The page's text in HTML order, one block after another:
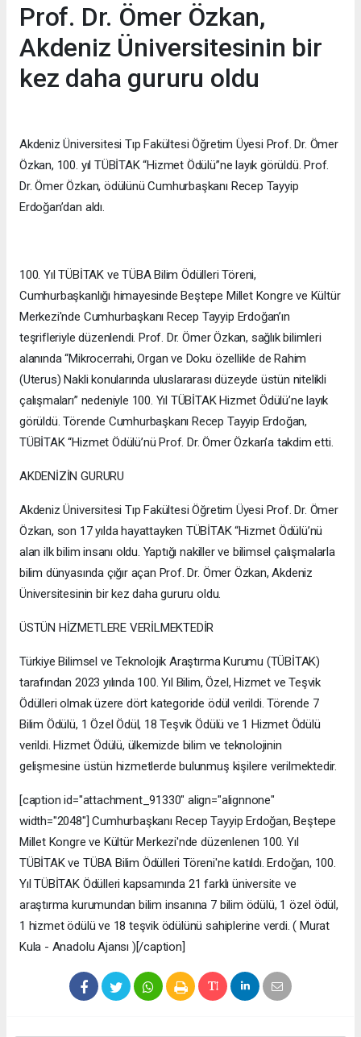
Prof. Dr. Ömer Özkan,
Akdeniz Üniversitesinin bir
kez daha gururu oldu
Akdeniz Üniversitesi Tıp Fakültesi Öğretim Üyesi Prof. Dr. Ömer
Özkan, 100. yıl TÜBİTAK “Hizmet Ödülü”ne layık görüldü. Prof.
Dr. Ömer Özkan, ödülünü Cumhurbaşkanı Recep Tayyip
Erdoğan’dan aldı.
100. Yıl TÜBİTAK ve TÜBA Bilim Ödülleri Töreni,
Cumhurbaşkanlığı himayesinde Beştepe Millet Kongre ve Kültür
Merkezi'nde Cumhurbaşkanı Recep Tayyip Erdoğan’ın
teşrifleriyle düzenlendi. Prof. Dr. Ömer Özkan, sağlık bilimleri
alanında “Mikrocerrahi, Organ ve Doku özellikle de Rahim
(Uterus) Nakli konularında uluslararası düzeyde üstün nitelikli
çalışmaları” nedeniyle 100. Yıl TÜBİTAK Hizmet Ödülü’ne layık
görüldü. Törende Cumhurbaşkanı Recep Tayyip Erdoğan,
TÜBİTAK “Hizmet Ödülü’nü Prof. Dr. Ömer Özkan’a takdim etti.
AKDENİZİN GURURU
Akdeniz Üniversitesi Tıp Fakültesi Öğretim Üyesi Prof. Dr. Ömer
Özkan, son 17 yılda hayattayken TÜBİTAK “Hizmet Ödülü’nü
alan ilk bilim insanı oldu. Yaptığı nakiller ve bilimsel çalışmalarla
bilim dünyasında çığır açan Prof. Dr. Ömer Özkan, Akdeniz
Üniversitesinin bir kez daha gururu oldu.
ÜSTÜN HİZMETLERE VERİLMEKTEDİR
Türkiye Bilimsel ve Teknolojik Araştırma Kurumu (TÜBİTAK)
tarafından 2023 yılında 100. Yıl Bilim, Özel, Hizmet ve Teşvik
Ödülleri olmak üzere dört kategoride ödül verildi. Törende 7
Bilim Ödülü, 1 Özel Ödül, 18 Teşvik Ödülü ve 1 Hizmet Ödülü
verildi. Hizmet Ödülü, ülkemizde bilim ve teknolojinin
gelişmesine üstün hizmetlerde bulunmuş kişilere verilmektedir.
[caption id="attachment_91330" align="alignnone"
width="2048"] Cumhurbaşkanı Recep Tayyip Erdoğan, Beştepe
Millet Kongre ve Kültür Merkezi'nde düzenlenen 100. Yıl
TÜBİTAK ve TÜBA Bilim Ödülleri Töreni'ne katıldı. Erdoğan, 100.
Yıl TÜBİTAK Ödülleri kapsamında 21 farklı üniversite ve
araştırma kurumundan bilim insanına 7 bilim ödülü, 1 özel ödül,
1 hizmet ödülü ve 18 teşvik ödülünü sahiplerine verdi. ( Murat
Kula - Anadolu Ajansı )[/caption]